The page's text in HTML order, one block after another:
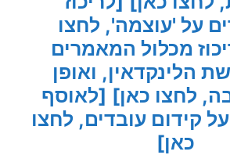
על 'עוצמה', לחצו
מכלול המאמרים
הלינקדאין, ואופן
לחצו כאן] [לאוסף
קידום עובדים, לחצו
כאן]